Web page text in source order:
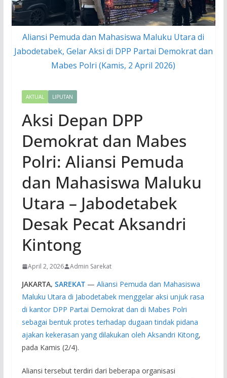
Aliansi Pemuda dan Mahasiswa Maluku Utara di
Jabodetabek, Gelar Aksi di DPP Partai Demokrat dan
Mabes Polri (Kamis, 2 April 2026)
AKTUAL LIPUTAN
Aksi Depan DPP
Demokrat dan Mabes
Polri: Aliansi Pemuda
dan Mahasiswa Maluku
Utara – Jabodetabek
Desak Pecat Aksandri
Kintong
April 2, 2026 Admin Sarekat
JAKARTA, SAREKAT— Aliansi Pemuda dan Mahasiswa
Maluku Utara di Jabodetabek menggelar aksi unjuk rasa
di kantor DPP Partai Demokrat dan di Mabes Polri
sebagai bentuk protes terhadap dugaan tindak pidana
ajakan kekerasan yang dilakukan oleh Aksandri Kitong,
pada Kamis (2/4).
Aliansi tersebut terdiri dari beberapa organisasi